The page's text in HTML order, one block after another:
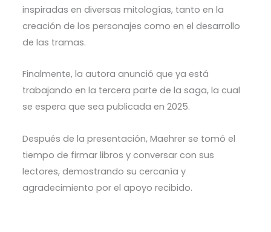
inspiradas en diversas mitologías, tanto en la
creación de los personajes como en el desarrollo
de las tramas.
Finalmente, la autora anunció que ya está
trabajando en la tercera parte de la saga, la cual
se espera que sea publicada en 2025.
Después de la presentación, Maehrer se tomó el
tiempo de firmar libros y conversar con sus
lectores, demostrando su cercanía y
agradecimiento por el apoyo recibido.